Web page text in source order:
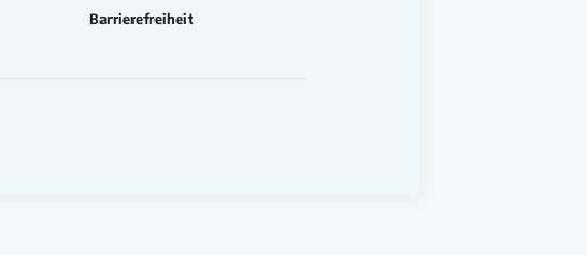
Barrierefreiheit